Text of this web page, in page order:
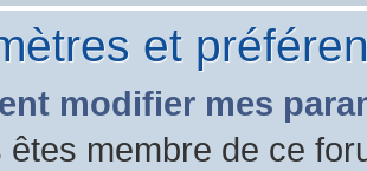
et
modifier mes
êtes membre de ce